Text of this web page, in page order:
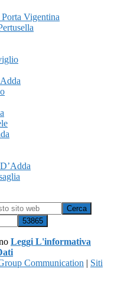
Vigentina
Leggi L'informativa
Communication | Siti